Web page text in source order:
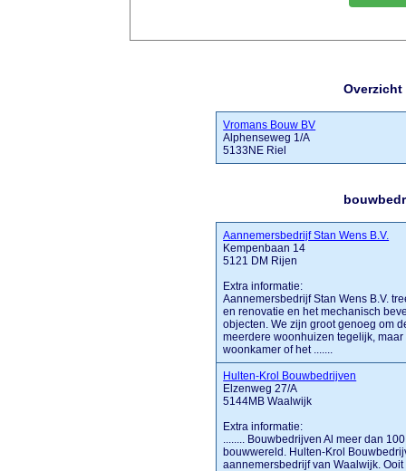
Vromans Bouw BV
Alphenseweg 1/A
5133NE Riel
Aannemersbedrijf Stan Wens B.V.
Kempenbaan 14
5121 DM Rijen
Extra informatie:
Aannemersbedrijf Stan Wens B.V.
en renovatie en het mechanisch
objecten. We zijn groot genoeg om
meerdere woonhuizen tegelijk,
woonkamer of het .......
Hulten-Krol Bouwbedrijven
Elzenweg 27/A
5144MB Waalwijk
Extra informatie:
........ Bouwbedrijven Al meer dan
bouwwereld. Hulten-Krol
aannemersbedrijf van Waalwijk.